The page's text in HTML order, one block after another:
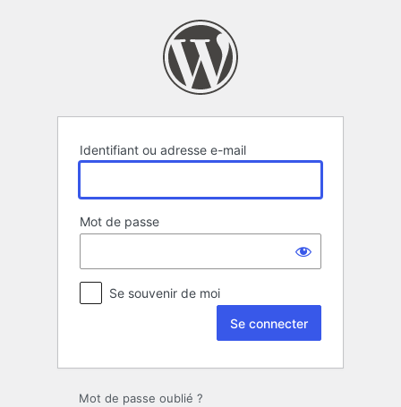
Identifiant ou adresse e-mail
Mot de passe
Se souvenir de moi
Mot de passe oublié ?